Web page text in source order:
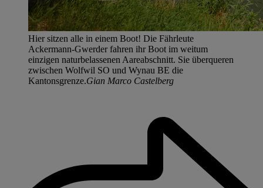
Hier sitzen alle in einem Boot! Die Fährleute
Ackermann-Gwerder fahren ihr Boot im weitum
einzigen naturbelassenen Aareabschnitt. Sie überqueren
zwischen Wolfwil SO und Wynau BE die
Kantonsgrenze.Gian Marco Castelberg